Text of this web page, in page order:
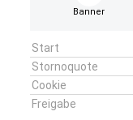
Banner
Start
Stornoquote
Cookie
Freigabe